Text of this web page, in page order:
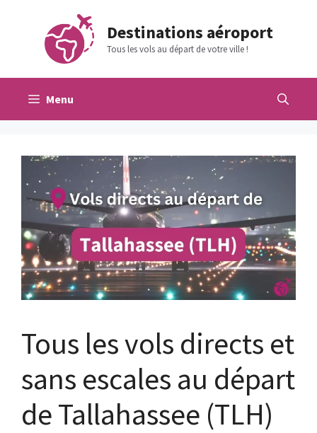
contenu
Destinations aéroport
Tous les vols au départ de votre ville !
Menu
Tous les vols directs et
sans escales au départ
de Tallahassee (TLH)